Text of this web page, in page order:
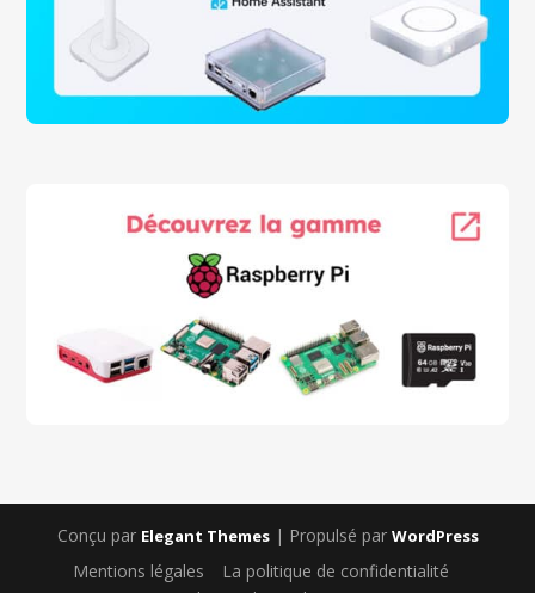
Conçu par Elegant Themes| Propulsé par WordPress
Mentions légales
La politique de confidentialité